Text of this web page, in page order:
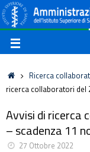
Ricerca
ricerca collaboratori del
Avvisi di ricerca
– scadenza 11
27 Ottobre 2022